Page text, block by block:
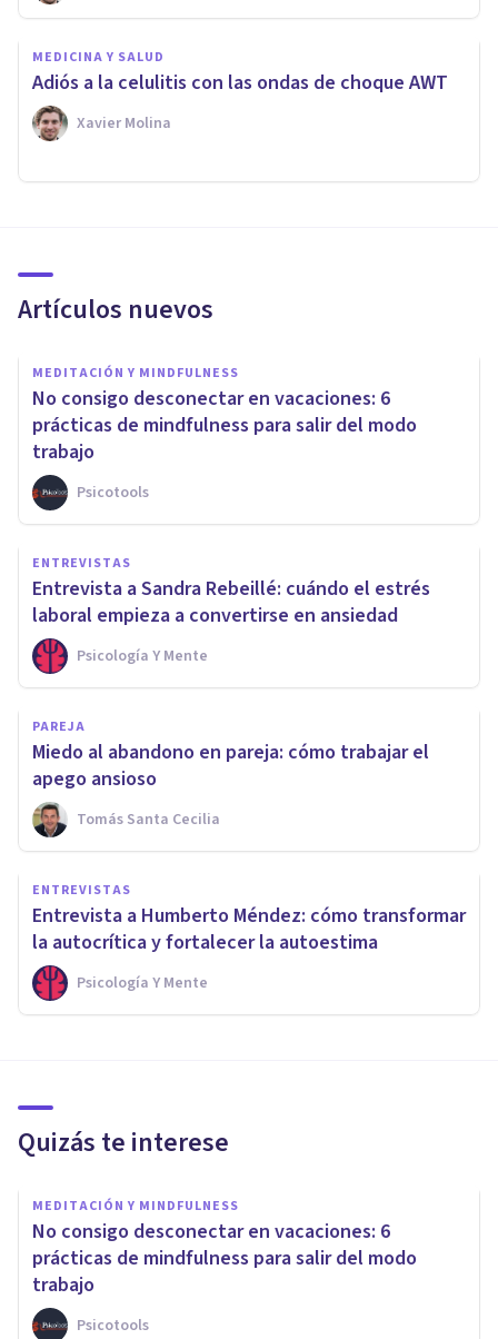
MEDICINA Y SALUD
Adiós a la celulitis con las ondas de choque AWT
Xavier Molina
Artículos nuevos
MEDITACIÓN Y MINDFULNESS
No consigo desconectar en vacaciones: 6
prácticas de mindfulness para salir del modo
trabajo
Psicotools
ENTREVISTAS
Entrevista a Sandra Rebeillé: cuándo el estrés
laboral empieza a convertirse en ansiedad
Psicología Y Mente
PAREJA
Miedo al abandono en pareja: cómo trabajar el
apego ansioso
Tomás Santa Cecilia
ENTREVISTAS
Entrevista a Humberto Méndez: cómo transformar
la autocrítica y fortalecer la autoestima
Psicología Y Mente
Quizás te interese
MEDITACIÓN Y MINDFULNESS
No consigo desconectar en vacaciones: 6
prácticas de mindfulness para salir del modo
trabajo
Psicotools